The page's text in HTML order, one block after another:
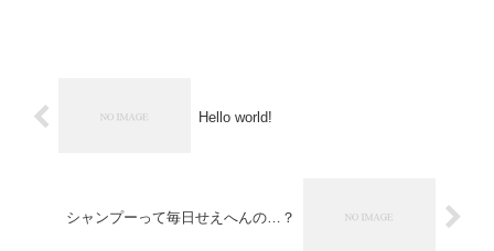
Hello world!
シャンプーって毎日せえへんの…？